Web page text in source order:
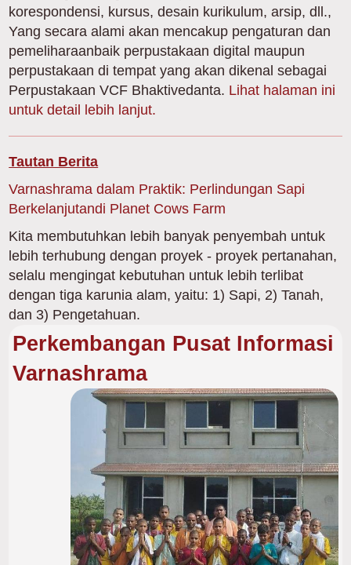
korespondensi, kursus, desain kurikulum, arsip, dll.,
Yang secara alami akan mencakup pengaturan dan
pemeliharaanbaik perpustakaan digital maupun
perpustakaan di tempat yang akan dikenal sebagai
Perpustakaan VCF Bhaktivedanta. Lihat halaman ini
untuk detail lebih lanjut.
Tautan Berita
Varnashrama dalam Praktik: Perlindungan Sapi
Berkelanjutandi Planet Cows Farm
Kita membutuhkan lebih banyak penyembah untuk
lebih terhubung dengan proyek - proyek pertanahan,
selalu mengingat kebutuhan untuk lebih terlibat
dengan tiga karunia alam, yaitu: 1) Sapi, 2) Tanah,
dan 3) Pengetahuan.
Perkembangan Pusat Informasi
Varnashrama
Gambar